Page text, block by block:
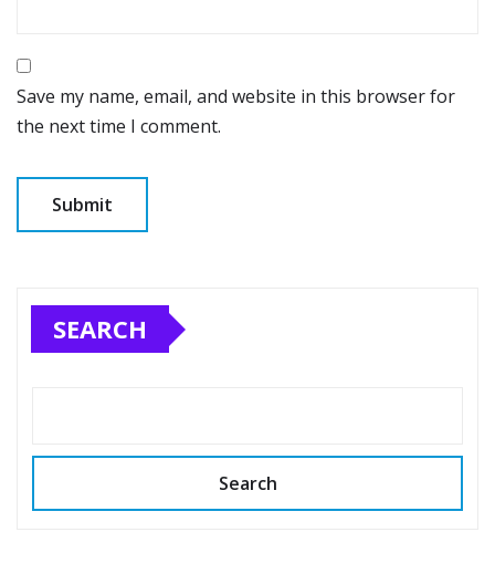
Save my name, email, and website in this browser for
the next time I comment.
SEARCH
Search